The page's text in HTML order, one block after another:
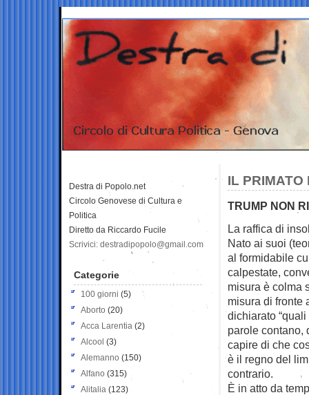
IL PRIMATO
TRUMP NON
La raffica di
Nato ai suoi
al formidabile
calpestate,
misura è colma
misura di fronte
dichiarato
parole contano,
capire di che
è il regno del
contrario.
È in atto da
Destra di Popolo.net
Circolo Genovese di Cultura e
Politica
Diretto da Riccardo Fucile
Scrivici: destradipopolo@gmail.com
Categorie
100 giorni (5)
Aborto (20)
Acca Larentia (2)
Alcool (3)
Alemanno (150)
Alfano (315)
Alitalia (123)